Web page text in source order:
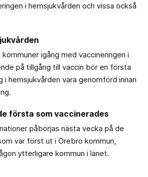
i hemsjukvården och vissa också
igång med vaccineringen i
på tillgång till vaccin bör en första
i hemsjukvården vara genomförd innan
första som vaccinerades
påbörjas nästa vecka på de
var först ut i Örebro kommun,
ytterligare kommun i länet.